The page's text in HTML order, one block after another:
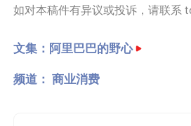
如对本稿件有异议或投诉，请联系
文集： 阿里巴巴的野心
频道： 商业消费